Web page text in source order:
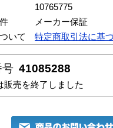
10765775
メーカー保証
いて
特定商取引法に基
号 41085288
販売を終了しました